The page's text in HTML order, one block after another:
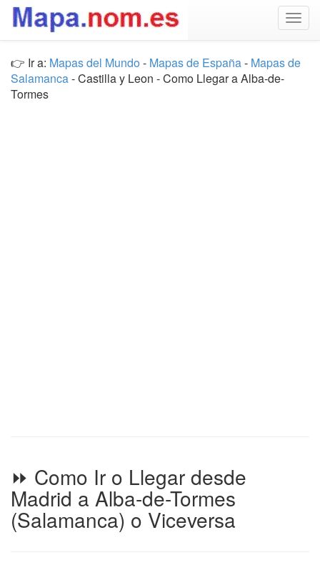
👉 Ir a: Mapas del Mundo - Mapas de España- Mapas de
Salamanca- Castilla y Leon - Como Llegar a Alba-de-
Tormes
⏩ Como Ir o Llegar desde
Madrid a Alba-de-Tormes
(Salamanca) o Viceversa